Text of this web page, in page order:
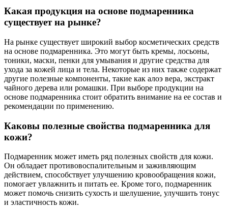
Какая продукция на основе подмаренника
существует на рынке?
На рынке существует широкий выбор косметических средств
на основе подмаренника. Это могут быть кремы, лосьоны,
тоники, маски, пенки для умывания и другие средства для
ухода за кожей лица и тела. Некоторые из них также содержат
другие полезные компоненты, такие как алоэ вера, экстракт
чайного дерева или ромашки. При выборе продукции на
основе подмаренника стоит обратить внимание на ее состав и
рекомендации по применению.
Каковы полезные свойства подмаренника для
кожи?
Подмаренник может иметь ряд полезных свойств для кожи.
Он обладает противовоспалительным и заживляющим
действием, способствует улучшению кровообращения кожи,
помогает увлажнить и питать ее. Кроме того, подмаренник
может помочь снизить сухость и шелушение, улучшить тонус
и эластичность кожи.